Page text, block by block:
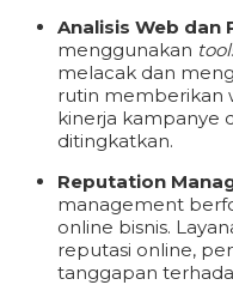
Analisis Web dan
menggunakan
melacak dan
rutin memberikan
kinerja kampanye
ditingkatkan.
Reputation
management
online bisnis.
reputasi online,
tanggapan